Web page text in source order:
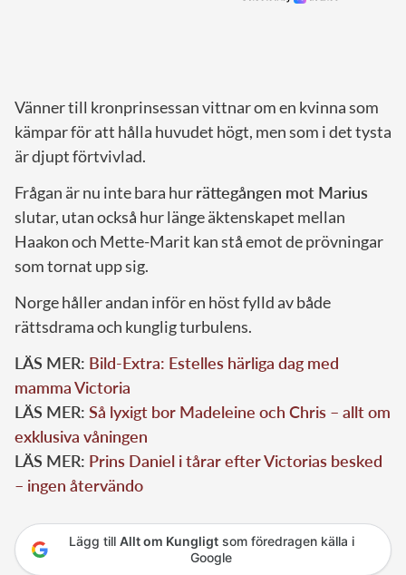
Vänner till kronprinsessan vittnar om en kvinna som
kämpar för att hålla huvudet högt, men som i det tysta
är djupt förtvivlad.
Frågan är nu inte bara hurrättegången mot Marius
slutar, utan också hur länge äktenskapet mellan
Haakon och Mette-Marit kan stå emot de prövningar
som tornat upp sig.
Norge håller andan inför en höst fylld av både
rättsdrama och kunglig turbulens.
LÄS MER: Bild-Extra: Estelles härliga dag med
mamma Victoria
LÄS MER: Så lyxigt bor Madeleine och Chris – allt om
exklusiva våningen
LÄS MER: Prins Daniel i tårar efter Victorias besked
– ingen återvändo
Lägg till Allt om Kungligtsom föredragen källa i
Google